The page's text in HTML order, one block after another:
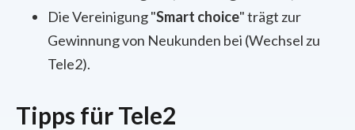
Die Vereinigung "Smart choice" trägt zur
Gewinnung von Neukunden bei (Wechsel zu
Tele2).
Tipps für Tele2